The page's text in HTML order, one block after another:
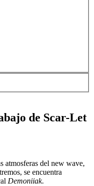
de Scar-Let
atmosferas del new wave,
se encuentra
Demoniiak.